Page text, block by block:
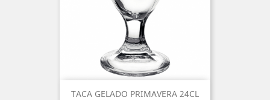
TACA GELADO PRIMAVERA 24CL